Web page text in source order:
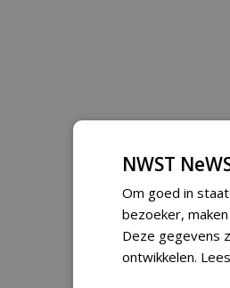
NWST
Om goed in
bezoeker,
Deze gegevens
ontwikkelen.